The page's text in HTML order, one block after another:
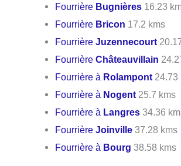
Fourrière Bugnières 16.23
Fourrière Bricon 17.2 kms
FourrièreJuzennecourt
FourrièreChâteauvillain
Fourrière à Rolampont 24.73
Fourrière à Nogent 25.7 kms
Fourrière à Langres 34.36
FourrièreJoinville 37.28 kms
Fourrière à Bourg 38.58 kms